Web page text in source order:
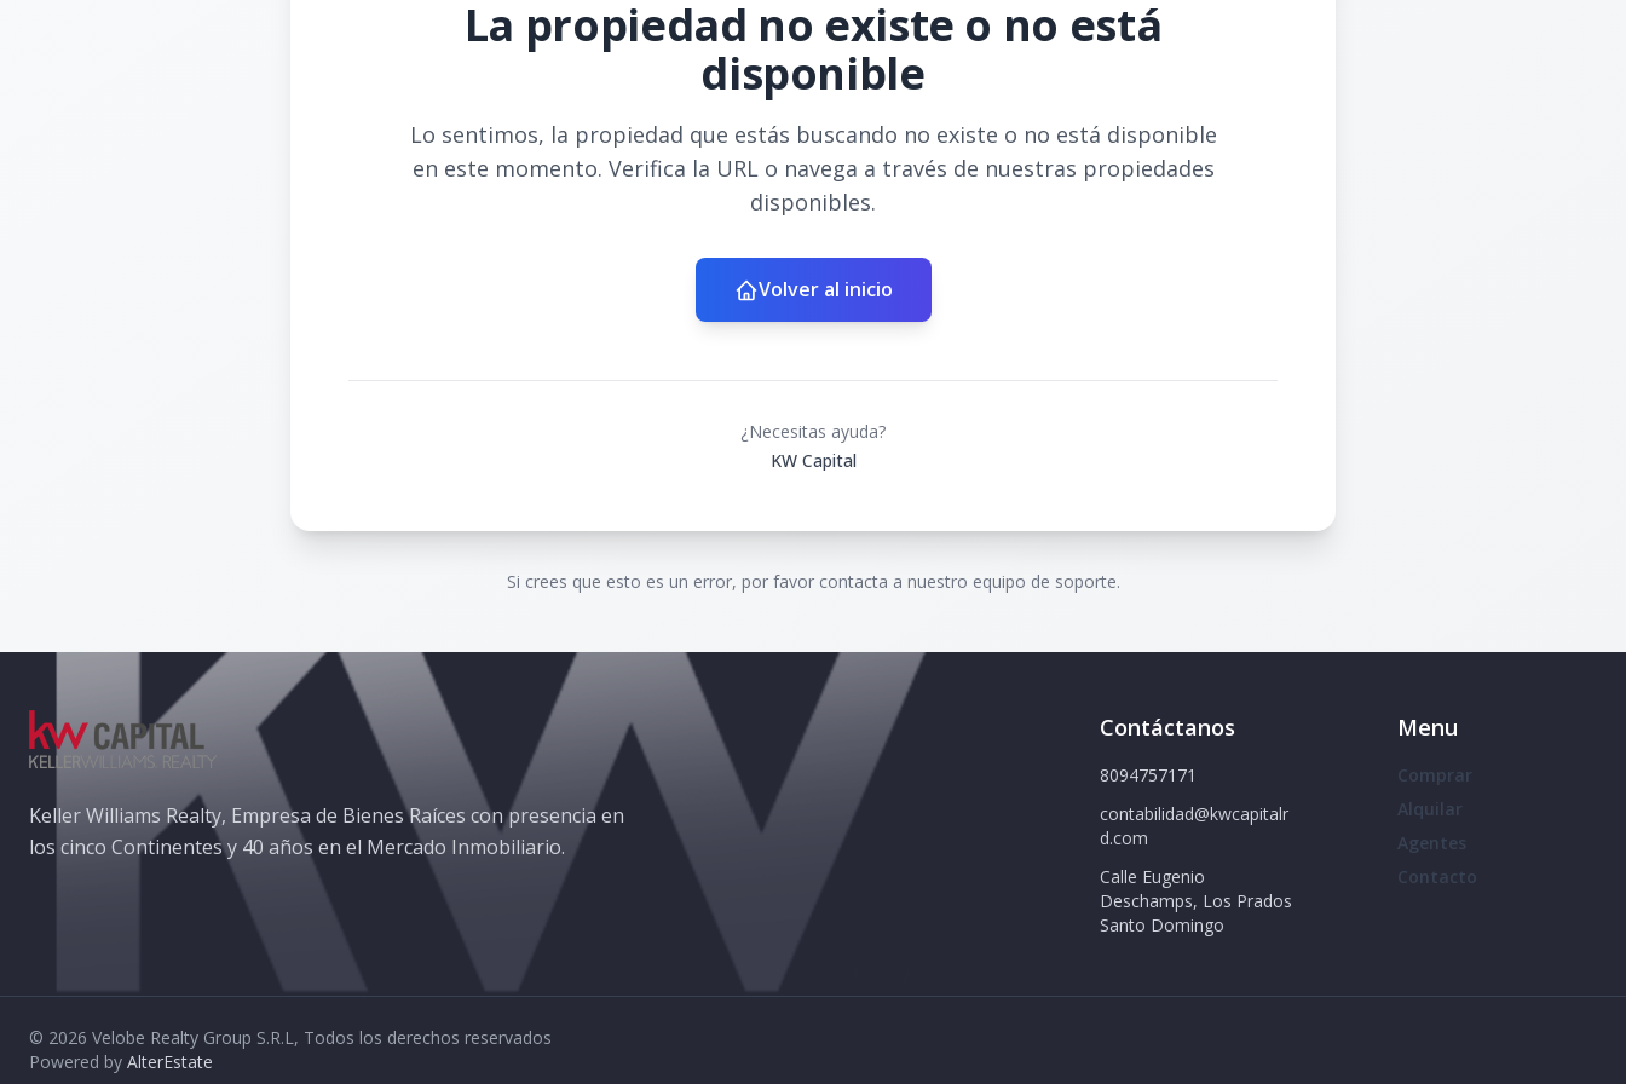
La propiedad no existe o no está
disponible
Lo sentimos, la propiedad que estás buscando no existe o no está disponible
en este momento. Verifica la URL o navega a través de nuestras propiedades
disponibles.
Volver al inicio
¿Necesitas ayuda?
KW Capital
Si crees que esto es un error, por favor contacta a nuestro equipo de soporte.
Keller Williams Realty, Empresa de Bienes Raíces con presencia en
los cinco Continentes y 40 años en el Mercado Inmobiliario.
Contáctanos
8094757171
contabilidad@kwcapitalr
d.com
Calle Eugenio
Deschamps, Los Prados
Santo Domingo
Menu
Comprar
Alquilar
Agentes
Contacto
© 2026 Velobe Realty Group S.R.L, Todos los derechos reservados
Powered by AlterEstate